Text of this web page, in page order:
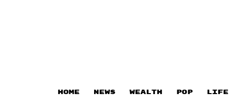
HOME NEWS WEALTH POP LIFE